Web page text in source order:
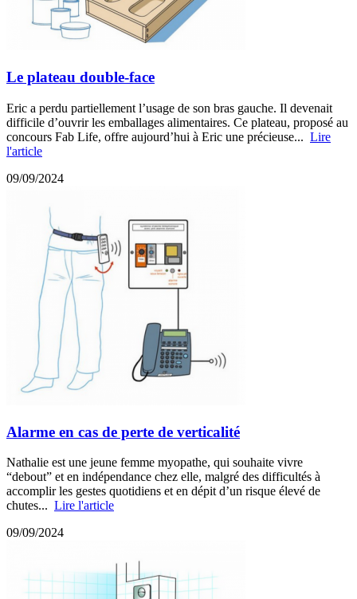
Le plateau double-face
Eric a perdu partiellement l’usage de son bras gauche. Il devenait
difficile d’ouvrir les emballages alimentaires. Ce plateau, proposé au
concours Fab Life, offre aujourd’hui à Eric une précieuse... Lire
l'article
09/09/2024
Alarme en cas de perte de verticalité
Nathalie est une jeune femme myopathe, qui souhaite vivre
“debout” et en indépendance chez elle, malgré des difficultés à
accomplir les gestes quotidiens et en dépit d’un risque élevé de
chutes... Lire l'article
09/09/2024